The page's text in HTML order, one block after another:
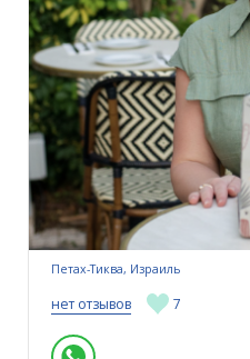
Петах-Тиква, Израиль
нет отзывов 7